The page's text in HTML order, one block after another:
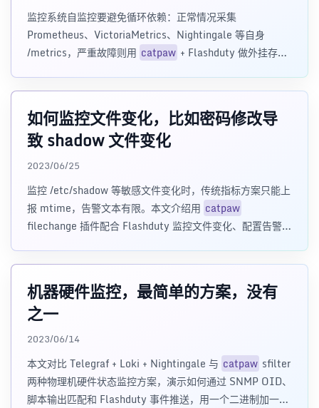
监控系统自监控要避免循环依赖：正常情况采集
Prometheus、VictoriaMetrics、Nightingale 等自身
/metrics，严重故障则用 catpaw + Flashduty 做外挂存活
如何监控文件变化，比如密码修改导
致 shadow 文件变化
2023/06/25
监控 /etc/shadow 等敏感文件变化时，传统指标方案只能上
报 mtime，告警文本有限。本文介绍用 catpaw
filechange 插件配合 Flashduty 监控文件变化、配置告警和
机器硬件监控，最简单的方案，没有
之一
2023/06/14
本文对比 Telegraf + Loki + Nightingale 与 catpaw sfilter
两种物理机硬件状态监控方案，演示如何通过 SNMP OID、
脚本输出匹配和 Flashduty 事件推送，用一个二进制加一个